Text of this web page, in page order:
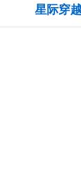
星际穿